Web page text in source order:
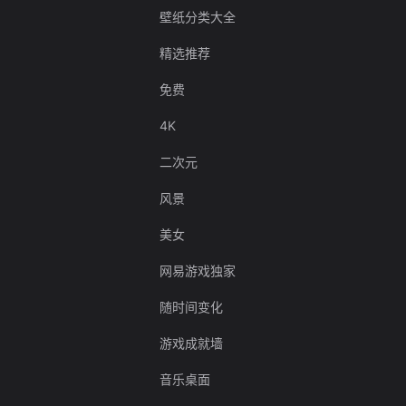
壁纸分类大全
精选推荐
免费
4K
二次元
风景
美女
网易游戏独家
随时间变化
游戏成就墙
音乐桌面